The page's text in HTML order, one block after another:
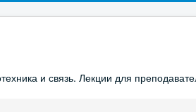
и связь. Лекции для